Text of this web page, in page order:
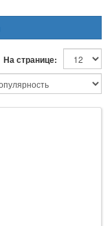
На странице: